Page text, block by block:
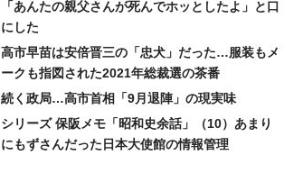
「あんたの親父さんが死んでホッとしたよ」と口
にした
高市早苗は安倍晋三の「忠犬」だった…服装もメ
ークも指図された2021年総裁選の茶番
続く政局…高市首相「9月退陣」の現実味
シリーズ 保阪メモ「昭和史余話」（10）あまり
にもずさんだった日本大使館の情報管理